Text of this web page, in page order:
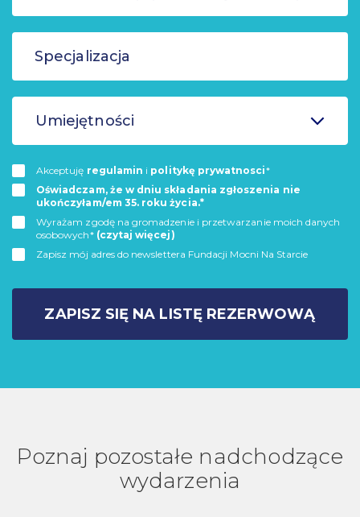
Umiejętności
Akceptuję regulamin i politykę prywatnosci*
Oświadczam, że w dniu składania zgłoszenia nie
ukończyłam/em 35. roku życia.*
Wyrażam zgodę na gromadzenie i przetwarzanie moich danych
osobowych* (czytaj więcej)
Zapisz mój adres do newslettera Fundacji Mocni Na Starcie
ZAPISZ SIĘ NA LISTĘ REZERWOWĄ
Poznaj pozostałe nadchodzące
wydarzenia